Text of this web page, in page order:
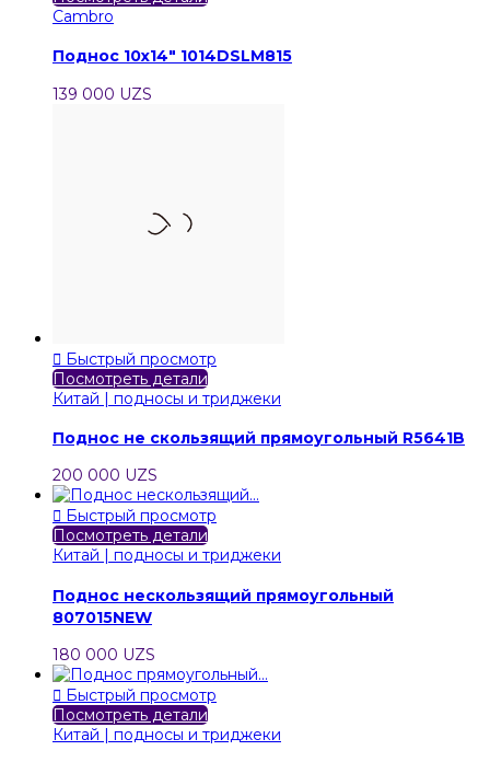
Cambro
Поднос 10х14" 1014DSLM815
139 000 UZS
 Быстрый просмотр
Посмотреть детали
Китай | подносы и триджеки
Поднос не скользящий прямоугольный R5641B
200 000 UZS
 Быстрый просмотр
Посмотреть детали
Китай | подносы и триджеки
Поднос нескользящий прямоугольный
807015NEW
180 000 UZS
 Быстрый просмотр
Посмотреть детали
Китай | подносы и триджеки